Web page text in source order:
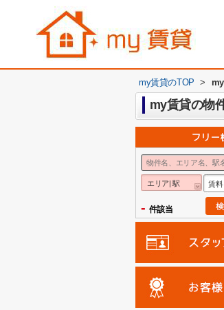
my賃貸のTOP >
my賃貸の物
エリア| 駅 賃料
- 件該当